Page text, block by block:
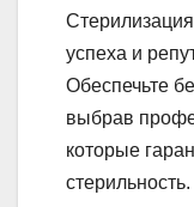
успеха и
Обеспечьте
выбрав
которые
стерильность.